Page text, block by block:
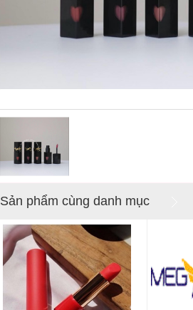
Sản phẩm cùng danh mục